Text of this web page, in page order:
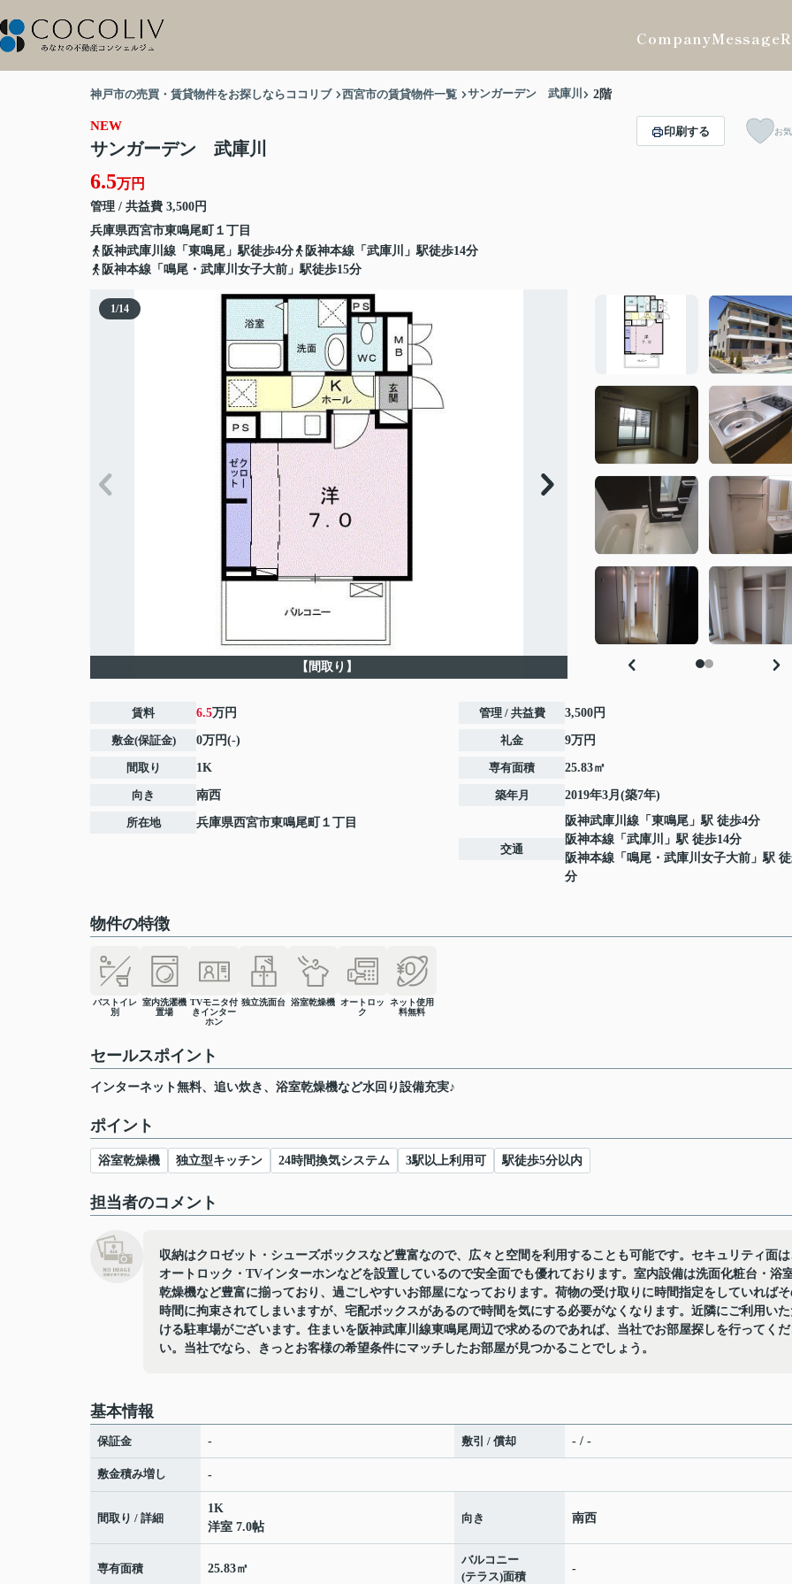
CompanyMessage
神戸市の売買・賃貸物件をお探しならココリブ 西宮市の賃貸物件一覧 サンガーデン 武庫川 2階
NEW
サンガーデン 武庫川
6.5万円
管理 / 共益費 3,500円
兵庫県西宮市東鳴尾町
１丁目
阪神武庫川線「東鳴尾」駅徒歩4分
阪神本線「武庫川」駅徒歩14分
阪神本線「鳴尾・武庫川女子大前」駅徒歩15分
印刷する お
1/14
【間取り】
賃料 6.5万円
敷金(保証金) 0万円(-)
間取り 1K
向き 南西
所在地 兵庫県西宮市東鳴尾町 １丁目
管理 / 共益費 3,500円
礼金 9万円
専有面積 25.83㎡
築年月 2019年3月(築7年)
交通
阪神武庫川線 「 東鳴尾 」駅 徒歩4分
阪神本線 「 武庫川
」駅 徒歩14分
阪神本線 「 鳴尾・武庫川女子大前 」駅
分
物件の特徴
バストイレ
別
室内洗濯機
置場
TVモニタ付
きインター
ホン
独立洗面台 浴室乾燥機
オートロッ
ク
ネット使用
料無料
セールスポイント
インターネット無料、追い炊き、浴室乾燥機など水回り設備充実♪
ポイント
浴室乾燥機 独立型キッチン 24時間換気システム 3駅以上利用可 駅徒歩5分以内
担当者のコメント
収納はクロゼット・シューズボックスなど豊富なので、広々と空間を利用することも可能です。セキュリティ面
オートロック・TVインターホンなどを設置しているので安全面でも優れております。室内設備は洗面化粧台・浴
乾燥機など豊富に揃っており、過ごしやすいお部屋になっております。荷物の受け取りに時間指定をしていれば
時間に拘束されてしまいますが、宅配ボックスがあるので時間を気にする必要がなくなります。近隣にご利用い
ける駐車場がございます。住まいを阪神武庫川線東鳴尾周辺で求めるのであれば、当社でお部屋探しを行ってく
い。当社でなら、きっとお客様の希望条件にマッチしたお部屋が見つかることでしょう。
基本情報
保証金 - 敷引 / 償却 - / -
敷金積み増し -
間取り / 詳細
1K
洋室 7.0帖
向き 南西
専有面積 25.83㎡
バルコニー
(テラス)面積
-